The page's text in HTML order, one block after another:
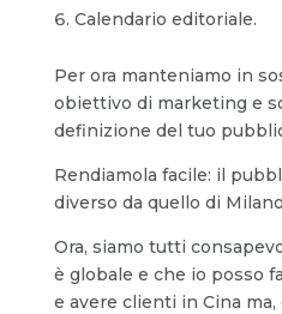
Calendario editoriale.
Per ora manteniamo in
obiettivo di marketing e
definizione del tuo
Rendiamola facile: il
diverso da quello di
Ora, siamo tutti
è globale e che io posso
e avere clienti in Cina